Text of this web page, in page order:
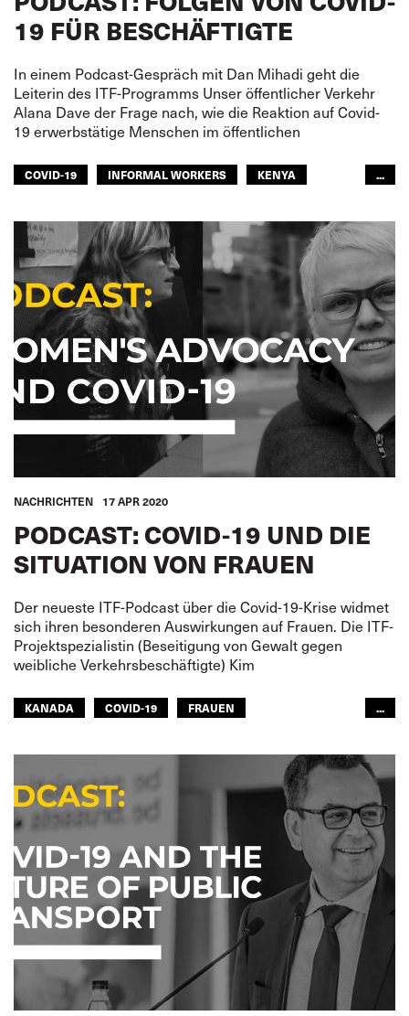
19 FÜR BESCHÄFTIGTE
In einem Podcast-Gespräch mit Dan Mihadi geht die
Leiterin des ITF-Programms Unser öffentlicher Verkehr
Alana Dave der Frage nach, wie die Reaktion auf Covid-
19 erwerbstätige Menschen im öffentlichen
COVID-19 INFORMAL WORKERS
KENYA
ÖFFENTLICHER PERSONENNAHVERKEHR
ITF AFRICA
GLOBAL
...
NACHRICHTEN 17 APR 2020
PODCAST: COVID-19 UND DIE
SITUATION VON FRAUEN
Der neueste ITF-Podcast über die Covid-19-Krise widmet
sich ihren besonderen Auswirkungen auf Frauen. Die ITF-
Projektspezialistin (Beseitigung von Gewalt gegen
weibliche Verkehrsbeschäftigte) Kim
KANADA COVID-19
FRAUEN
FISCHEREIWIRTSCHAFT
BINNENSCHIFFFAHRT
EISENBAHN
STRASSENTRANSPORT
SEELEUTE
ÖFFENTLICHER PERSONENNAHVERKEHR
GLOBAL
LATEINAMERIKA
...